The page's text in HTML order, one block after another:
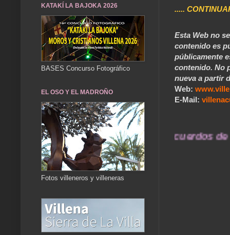
.....
Esta Web no
contenido es
públicamente
contenido. No
nueva a partir
Web:
E-Mail:
... Nuestros recuerdos de ayer
KATAKÍ LA BAJOKA 2026
BASES Concurso Fotográfico
EL OSO Y EL MADROÑO
Fotos villeneros y villeneras